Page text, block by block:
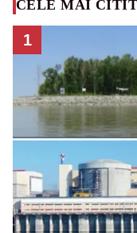
CELE MAI
1